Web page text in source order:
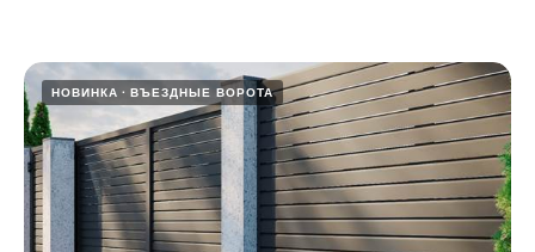
НОВИНКА ВЪЕЗДНЫЕ ВОРОТА